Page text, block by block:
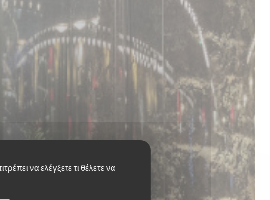
να ελέγξετε τι θέλετε να